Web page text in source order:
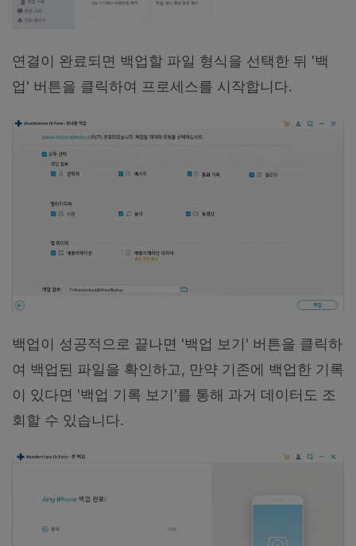
연결이 완료되면 백업할 파일 형식을 선택한 뒤 '백
업' 버튼을 클릭하여 프로세스를 시작합니다.
백업이 성공적으로 끝나면 '백업 보기' 버튼을 클릭하
여 백업된 파일을 확인하고, 만약 기존에 백업한 기록
이 있다면 '백업 기록 보기'를 통해 과거 데이터도 조
회할 수 있습니다.